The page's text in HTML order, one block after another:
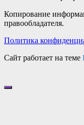
Копирование
правообладателя.
Политика
Сайт работает на теме